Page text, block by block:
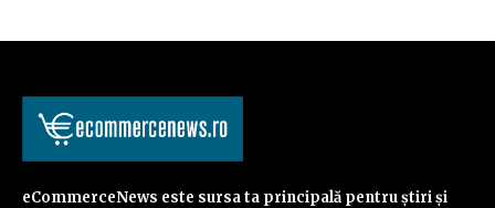
eCommerceNews este sursa ta principală pentru știri și